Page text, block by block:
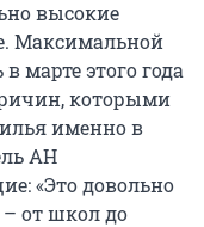
высокие
Максимальной
марте этого года
которыми
именно в
АН
«Это довольно
– от школ до